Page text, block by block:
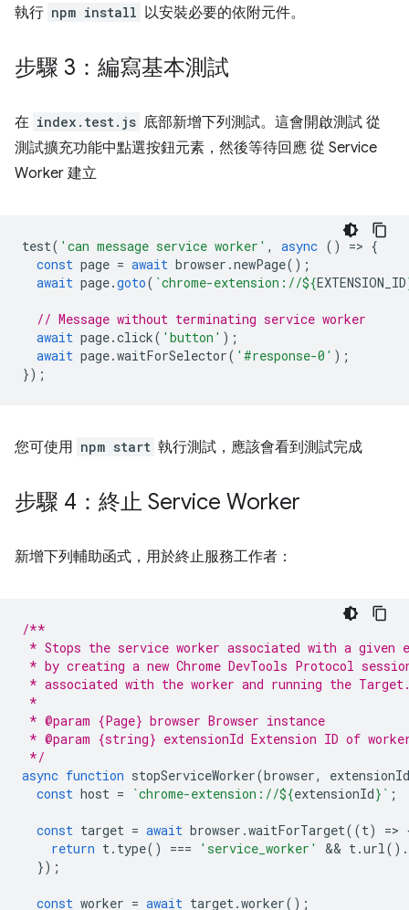
執行 npm install 以安裝必要的依附元件。
步驟 3：編寫基本測試
在 index.test.js 底部新增下列測試。這會開啟測試 從
測試擴充功能中點選按鈕元素，然後等待回應 從 Service
Worker 建立
test( 'can message service worker' , async () => {
const page = await browser .newPage();
await page.goto( `chrome-extension://${EXTENSION_ID
// Message without terminating service worker
await page.click( 'button' );
await page.waitForSelector( '#response-0' );
});
您可使用 npm start 執行測試，應該會看到測試完成
步驟 4：終止 Service Worker
新增下列輔助函式，用於終止服務工作者：
/**
* Stops the service worker associated with a given
* by creating a new Chrome DevTools Protocol
* associated with the worker and running the
*
* @param {Page} browser Browser instance
* @param {string} extensionId Extension ID of
*/
async function stopServiceWorker(browser,
extensionId
const host = `chrome-extension://${extensionId} ` ;
const target = await browser .waitForTarget((t) =>
return t. type() === 'service_worker' && t.url().
});
const worker = await target.worker();